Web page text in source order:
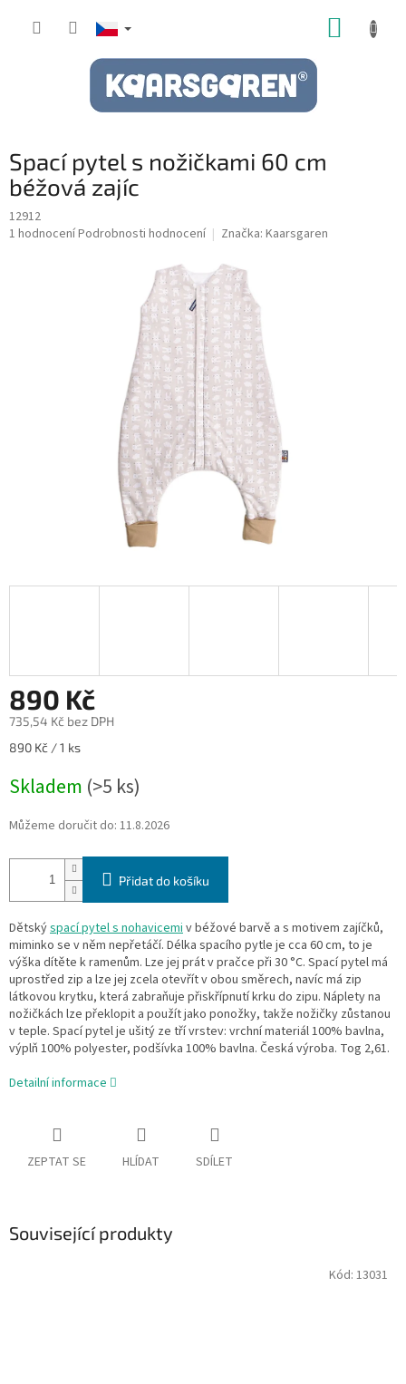
Spací pytel s nožičkami 60 cm
béžová zajíc
12912
Průměrné
1 hodnoceníPodrobnosti hodnocení Značka: Kaarsgaren
890 Kč
735,54 Kč bez DPH
Měrná
890 Kč / 1 ks
Skladem (>5 ks)
Můžeme doručit do: 11.8.2026
Přidat do košíku
Dětskýspací pytel s nohavicemiv béžové barvě a s motivem zajíčků,
miminko se v něm nepřetáčí. Délka spacího pytle je cca 60 cm, to je
výška dítěte k ramenům. Lze jej prát v pračce při 30 °C. Spací pytel má
uprostřed zip a lze jej zcela otevřít v obou směrech, navíc má zip
látkovou krytku, která zabraňuje přiskřípnutí krku do zipu. Náplety na
nožičkách lze překlopit a použít jako ponožky, takže nožičky zůstanou
v teple. Spací pytel je ušitý ze tří vrstev: vrchní materiál 100% bavlna,
výplň 100% polyester, podšívka 100% bavlna. Česká výroba. Tog 2,61.
Detailní informace
ZEPTAT SE HLÍDAT SDÍLET
Související produkty
Kód: 13031